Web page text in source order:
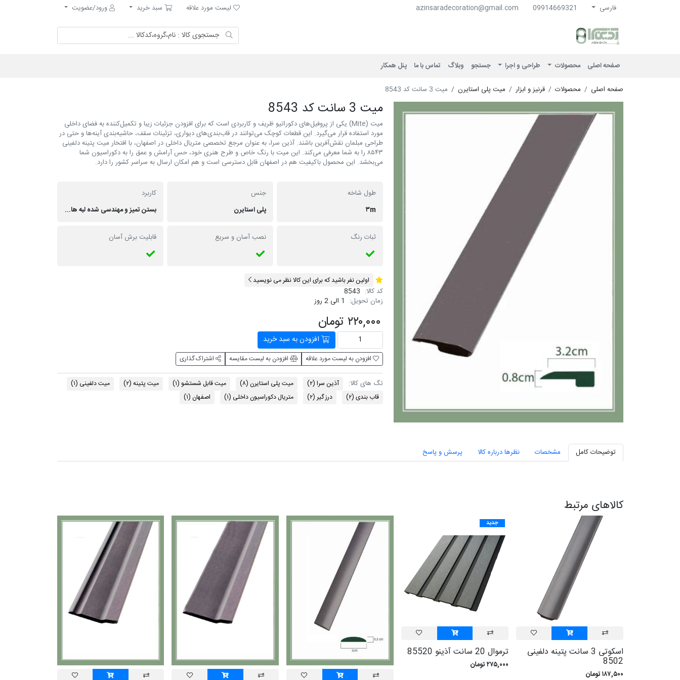
فارسی 09914669321
azinsaradecoration@gmail.com لیست مورد علاقه
لیست مورد علاقه سبد خرید
سبد خرید
ورود/عضویت
صفحه اصلی محصولات طراحی و اجرا جستجو وبلاگ تماس با ما پنل همکار
صفحه اصلی محصولات قرنیز و ابزار میت پلی استایرن میت 3 سانت کد 8543
میت 3 سانت کد 8543
میت (Mite) یکی از پروفیل‌های دکوراتیو ظریف و کاربردی است که برای افزودن جزئیات زیبا و تکمیل‌کننده به فضای داخلی
مورد استفاده قرار می‌گیرد. این قطعات کوچک می‌توانند در قاب‌بندی‌های دیواری، تزئینات سقف، حاشیه‌بندی آینه‌ها و حتی در
طراحی مبلمان نقش‌آفرین باشند. آذین سرا، به عنوان مرجع تخصصی متریال داخلی در اصفهان، با افتخار میت پتینه دلفینی
۸۵۴۳ را به شما معرفی می‌کند. این میت با رنگ خاص و طرح هنری خود، حس آرامش و عمق را به دکوراسیون شما
می‌بخشد. این محصول باکیفیت هم در اصفهان قابل دسترسی است و هم امکان ارسال به سراسر کشور را دارد.
طول شاخه
۳m
جنس
پلی استایرن
کاربرد
بستن تمیز و مهندسی شده لبه های باز ، لبه چهارچوب ها و درب ها و زیر پنجره ها
ثبات رنگ نصب آسان و سریع قابلیت برش آسان
اولین نفر باشید که برای این کالا نظر می نویسید
کد کالا: 8543
زمان تحویل: 1 الی 2 روز
۲۲۰,۰۰۰ تومان
افزودن به سبد خرید
افزودن به لیست مورد علاقه افزودن به لیست مقایسه اشتراک گذاری
تگ های کالا: آذین سرا (۲) میت پلی استایرن (۸) میت قابل شستشو (۱) میت پتینه (۲) میت دلفینی (۱)
قاب بندی (۲) درز گیر(۲) متریال دکوراسیون داخلی (۱) اصفهان (۱)
توضیحات کامل مشخصات نظرها درباره کالا پرسش و پاسخ
کالاهای مرتبط
اسکوتی 3 سانت پتينه دلفينی
8502
۱۸۷,۵۰۰ تومان
جدید
ترموال 20 سانت آذینو 85520
۲۷۵,۰۰۰ تومان